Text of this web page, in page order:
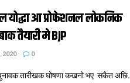
योद्धा आ प्रोफेशनल लोकनिक
तैयारी मे BJP
2020 0
चुनावक तारीखक घोषणा कखनो भए सकैत अछि.